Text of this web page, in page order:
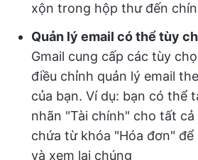
xộn trong hộp thư đến
Quản lý email có thể tùy
Gmail cung cấp các tùy
điều chỉnh quản lý email
của bạn. Ví dụ: bạn có thể
nhãn "Tài chính" cho tất cả
chứa từ khóa "Hóa đơn"
và xem lại chúng